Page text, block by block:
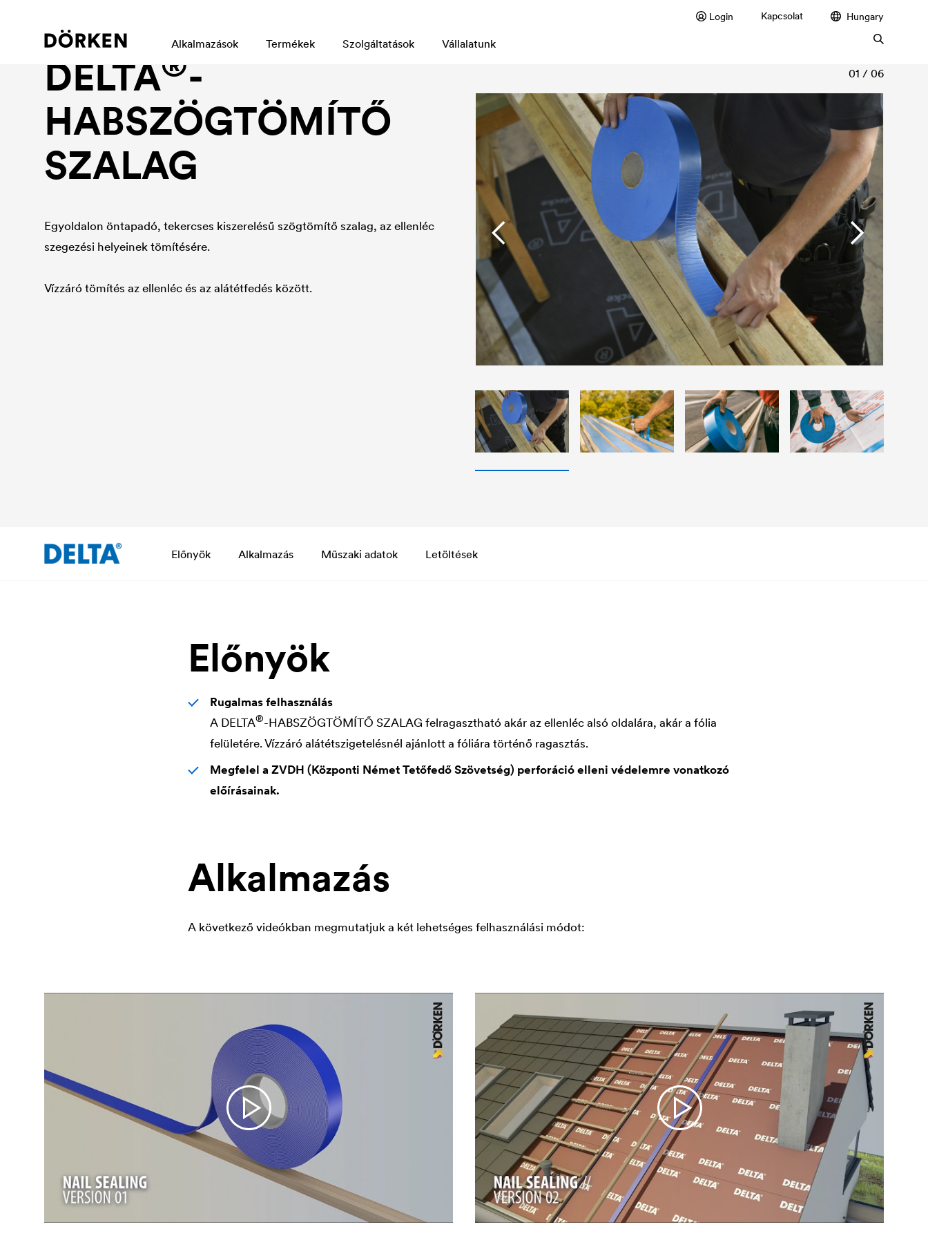
Login Kapcsolat Hungary
Alkalmazások Termékek Szolgáltatások Vállalatunk
Ragasztóprogam
DELTA®-
HABSZÖGTÖMÍTŐ
SZALAG
Egyoldalon öntapadó, tekercses kiszerelésű szögtömítő szalag, az ellenléc
szegezési helyeinek tömítésére.
Vízzáró tömítés az ellenléc és az alátétfedés között.
01 / 06
Előnyök Alkalmazás Műszaki adatok Letöltések
Előnyök
Rugalmas felhasználás
A DELTA®-HABSZÖGTÖMÍTŐ SZALAG felragasztható akár az ellenléc alsó oldalára, akár a fólia
felületére. Vízzáró alátétszigetelésnél ajánlott a fóliára történő ragasztás.
Megfelel a ZVDH (Központi Német Tetőfedő Szövetség) perforáció elleni védelemre vonatkozó
előírásainak.
Alkalmazás
A következő videókban megmutatjuk a két lehetséges felhasználási módot: